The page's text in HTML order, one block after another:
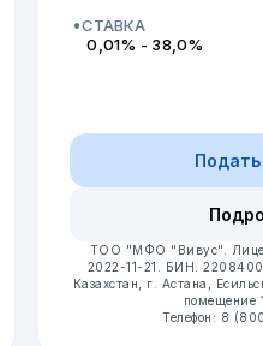
СТАВКА
0,01% - 38,0%
Подать
ТОО "МФО "Вивус".
2022-11-21.
БИН:
Казахстан, г. Астана,
помещение
Телефон: 8